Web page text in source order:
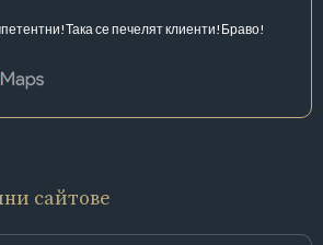
се печелят клиенти!Браво!
сайтове